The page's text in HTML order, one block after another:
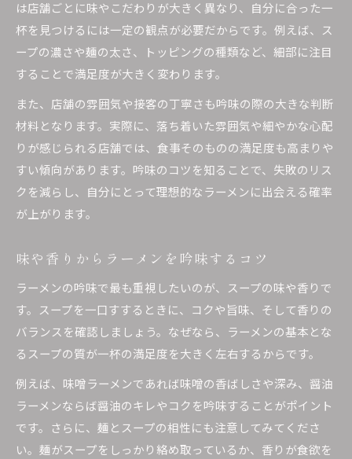
は店舗ごとに味やこだわりが大きく異なり、自分に合った一
杯を見つけるには一定の観点が必要だからです。例えば、ス
ープの濃さや麺の太さ、トッピングの種類など、細部に注目
することで満足度が大きく変わります。
また、店舗の雰囲気や接客の丁寧さも吟味の際の大きな判断
材料となります。実際に、落ち着いた雰囲気や細やかな心配
りが感じられる店舗では、食事そのものの満足度も高まりや
すい傾向があります。吟味のコツを知ることで、失敗のリス
クを減らし、自分にとって理想的なラーメンに出会える確率
が上がります。
味や香りからラーメンを吟味するコツ
ラーメンの吟味で最も重視したいのが、スープの味や香りで
す。スープを一口すするときに、コクや旨味、そして香りの
バランスを確認しましょう。なぜなら、ラーメンの基本とな
るスープの質が一杯の満足度を大きく左右するからです。
例えば、味噌ラーメンであれば味噌の香ばしさや深み、醤油
ラーメンならば醤油のキレやコクを吟味することがポイント
です。さらに、麺とスープの相性にも注意してみてくださ
い。麺がスープをしっかり絡め取っているか、香りが食欲を